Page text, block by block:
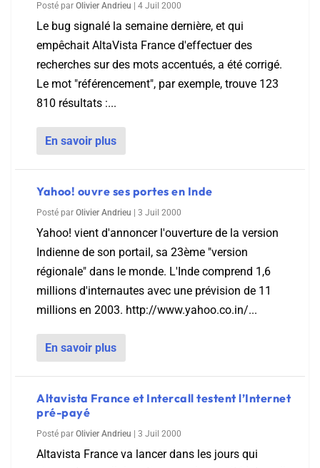
Posté par Olivier Andrieu 4 Juil 2000
Le bug signalé la semaine dernière, et qui
empêchait AltaVista France d'effectuer des
recherches sur des mots accentués, a été corrigé.
Le mot "référencement", par exemple, trouve 123
810 résultats :...
En savoir plus
Yahoo! ouvre ses portes en Inde
Posté par Olivier Andrieu 3 Juil 2000
Yahoo! vient d'annoncer l'ouverture de la version
Indienne de son portail, sa 23ème "version
régionale" dans le monde. L'Inde comprend 1,6
millions d'internautes avec une prévision de 11
millions en 2003. http://www.yahoo.co.in/...
En savoir plus
Altavista France et Intercall testent l’Internet
pré-payé
Posté par Olivier Andrieu 3 Juil 2000
Altavista France va lancer dans les jours qui